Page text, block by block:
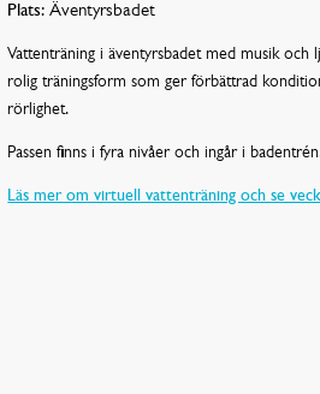
Plats: Äventyrsbadet
Vattenträning i äventyrsbadet med musik och
rolig träningsform som ger förbättrad
rörlighet.
Passen finns i fyra nivåer och ingår i
Läs mer om virtuell vattenträning och se